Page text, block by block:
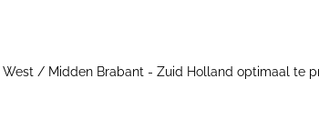
/ Midden Brabant - Zuid Holland optimaal te